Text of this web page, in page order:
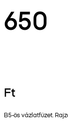
650
Ft
B5-ös vázlatfüzet.